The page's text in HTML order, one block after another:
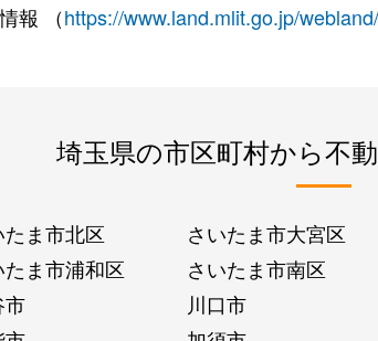
報 （https://www.land.mlit.go.jp/
埼玉県の市区町村から不
たま市北区 さいたま市大宮区
たま市浦和区 さいたま市南区
市 川口市